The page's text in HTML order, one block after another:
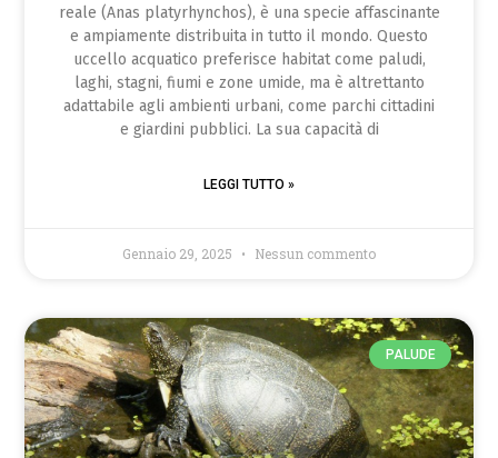
reale (Anas platyrhynchos), è una specie affascinante
e ampiamente distribuita in tutto il mondo. Questo
uccello acquatico preferisce habitat come paludi,
laghi, stagni, fiumi e zone umide, ma è altrettanto
adattabile agli ambienti urbani, come parchi cittadini
e giardini pubblici. La sua capacità di
LEGGI TUTTO »
Gennaio 29, 2025 Nessun commento
PALUDE